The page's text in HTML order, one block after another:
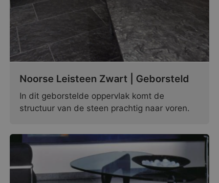
Noorse Leisteen Zwart | Geborsteld
In dit geborstelde oppervlak komt de
structuur van de steen prachtig naar voren.